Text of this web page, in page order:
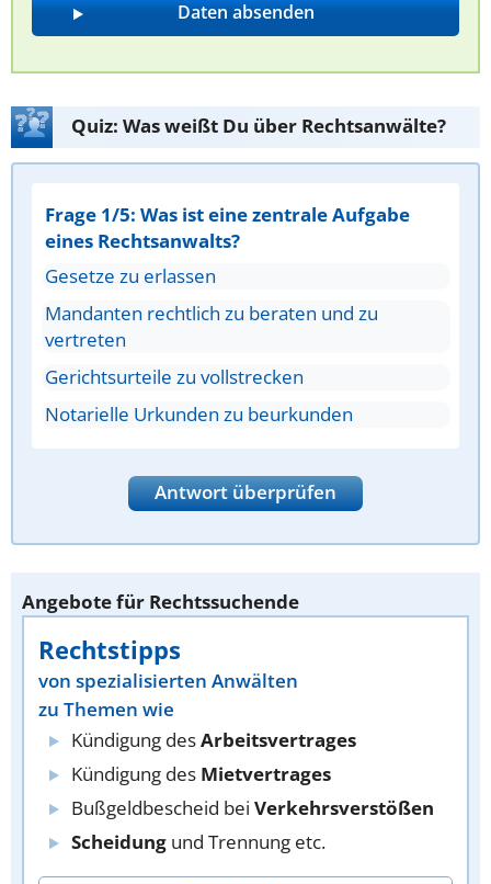
Quiz: Was weißt Du über Rechtsanwälte?
Frage 1/5: Was ist eine zentrale Aufgabe
eines Rechtsanwalts?
Gesetze zu erlassen
Mandanten rechtlich zu beraten und zu
vertreten
Gerichtsurteile zu vollstrecken
Notarielle Urkunden zu beurkunden
Antwort überprüfen
Angebote für Rechtssuchende
Rechtstipps
von spezialisierten Anwälten
zu Themen wie
Kündigung desArbeitsvertrages
Kündigung des Mietvertrages
Bußgeldbescheid bei Verkehrsverstößen
Scheidung und Trennung etc.